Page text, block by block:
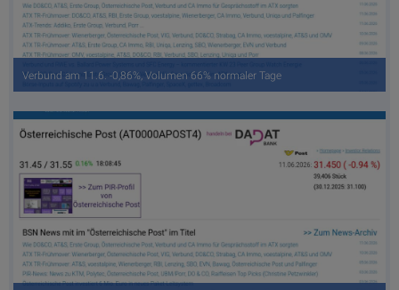
Verbund am 11.6. -0,86%, Volumen 66% normaler Tage